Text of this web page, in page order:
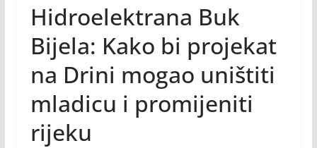
Hidroelektrana Buk
Bijela: Kako bi projekat
na Drini mogao uništiti
mladicu i promijeniti
rijeku